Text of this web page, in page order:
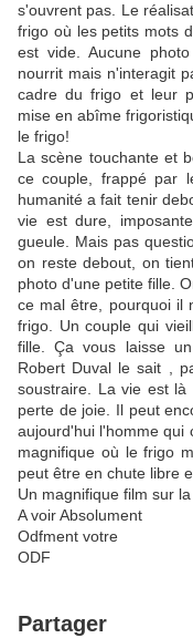
s'ouvrent pas. Le
frigo où les petits mots
est vide. Aucune
nourrit mais n'interagit
cadre du frigo et leur
mise en abîme
le frigo!
La scène touchante et
ce couple, frappé par
humanité a fait tenir
vie est dure,
gueule. Mais pas
on reste debout, on
photo d'une petite fille.
ce mal être, pourquoi il
frigo. Un couple qui
fille. Ça vous laisse
Robert Duval le sait ,
soustraire. La vie est
perte de joie. Il peut
aujourd'hui l'homme qui
magnifique où le frigo
peut être en chute libre
Un magnifique film sur
A voir Absolument
Odfment votre
ODF
Partager